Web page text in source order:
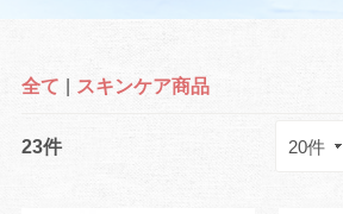
全て スキンケア商品
23件